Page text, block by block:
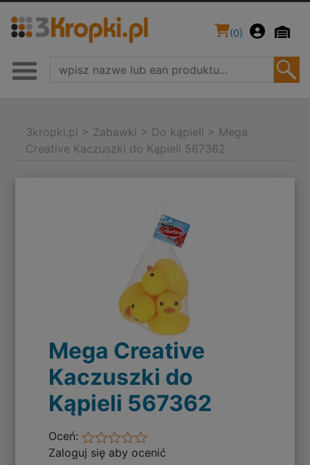
(0)
3kropki.pl > Zabawki > Do kąpieli > Mega
Creative Kaczuszki do Kąpieli 567362
Mega Creative
Kaczuszki do
Kąpieli 567362
Oceń:
Zaloguj się aby ocenić